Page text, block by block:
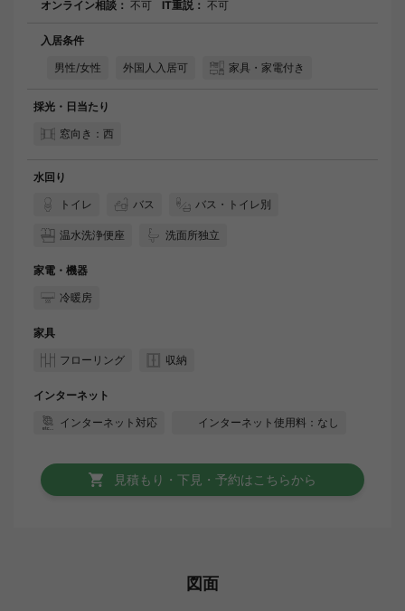
オンライン相談： 不可 IT重説： 不可
入居条件
男性/女性
外国人入居可 家具・家電付き
採光・日当たり
窓向き：西
水回り
トイレ
バス バス・トイレ別
温水洗浄便座 洗面所独立
家電・機器
冷暖房
家具
フローリング
収納
インターネット
インターネット対応
インターネット使用料：なし
見積もり・下見・予約はこちらから
図面